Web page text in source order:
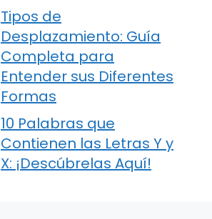
Tipos de
Desplazamiento: Guía
Completa para
Entender sus Diferentes
Formas
10 Palabras que
Contienen las Letras Y y
X: ¡Descúbrelas Aquí!